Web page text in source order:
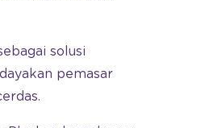
solusi
pemasar